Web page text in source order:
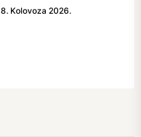
8. Kolovoza 2026.